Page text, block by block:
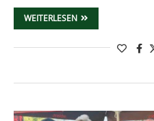
WEITERLESEN